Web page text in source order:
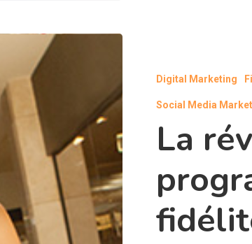
Digital Marketing
Social Media
La